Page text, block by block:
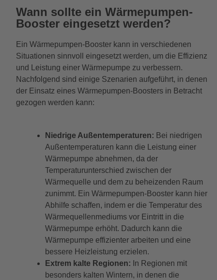
Wann sollte ein Wärmepumpen-
Booster eingesetzt werden?
Ein Wärmepumpen-Booster kann in verschiedenen
Situationen sinnvoll eingesetzt werden, um die Effizienz
und Leistung einer Wärmepumpe zu verbessern.
Nachfolgend sind einige Szenarien aufgeführt, in denen
der Einsatz eines Wärmepumpen-Boosters in Betracht
gezogen werden kann:
Niedrige Außentemperaturen: Bei niedrigen
Außentemperaturen kann die Leistung einer
Wärmepumpe abnehmen, da der
Temperaturunterschied zwischen der
Wärmequelle und dem zu beheizenden Raum
zunimmt. Ein Wärmepumpen-Booster kann hier
Abhilfe schaffen, indem er die Temperatur des
Wärmequellenmediums vor Eintritt in die
Wärmepumpe erhöht. Dadurch kann die
Wärmepumpe effizienter arbeiten und eine
bessere Heizleistung erzielen.
Extrem kalte Regionen: In Regionen mit
besonders kalten Wintern, in denen die